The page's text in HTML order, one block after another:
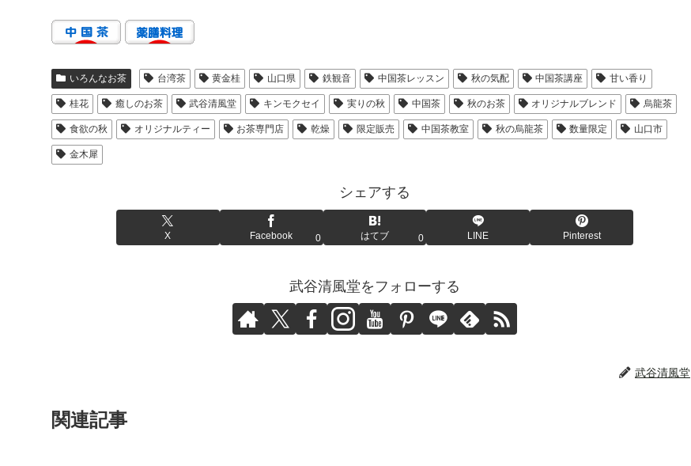
いろんなお茶 台湾茶 黄金桂 山口県 鉄観音 中国茶レッスン 秋の気配 中国茶講座 甘い香り
桂花 癒しのお茶 武谷清風堂 キンモクセイ 実りの秋 中国茶 秋のお茶 オリジナルブレンド 烏龍茶
食欲の秋 オリジナルティー お茶専門店 乾燥 限定販売 中国茶教室 秋の烏龍茶 数量限定 山口市
金木犀
シェアする
X Facebook 0 はてブ 0 LINE Pinterest
武谷清風堂をフォローする
武谷清風堂
関連記事